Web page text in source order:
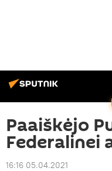
Paaiškėjo
Federalinei
16:16 05.04.2021